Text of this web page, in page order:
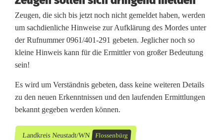
Zeugen, die sich bis jetzt noch nicht gemeldet haben, werden
um sachdienliche Hinweise zur Aufklärung des Mordes unter
der Rufnummer 0961/401-291 gebeten. Jeglicher noch so
kleine Hinweis kann für die Ermittler von großer Bedeutung
sein!
Es wird um Verständnis gebeten, dass keine weiteren Details
zu den neuen Erkenntnissen und den laufenden Ermittlungen
bekannt gegeben werden können.
Landkreis Neustadt/WN Flossenbürg